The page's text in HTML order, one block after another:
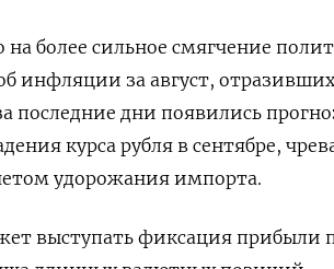
более сильное смягчение
инфляции за август, отразивших
последние дни появились
курса рубля в сентябре,
удорожания импорта.
выступать фиксация прибыли